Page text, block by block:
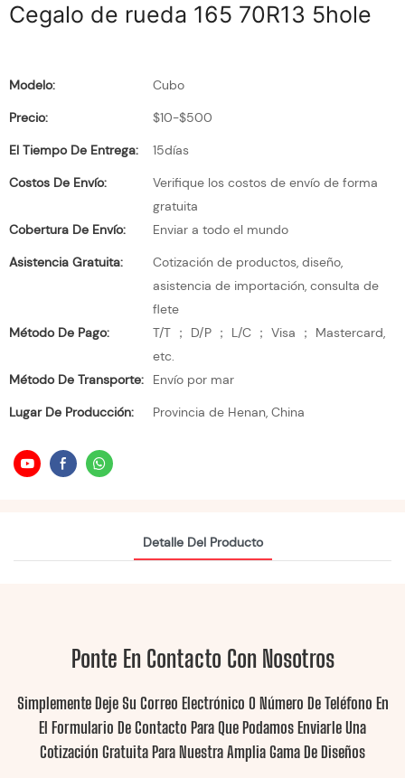
Cegalo de rueda 165 70R13 5hole
Modelo:
Cubo
Precio:
$10-$500
El Tiempo De Entrega:
15días
Costos De Envío:
Verifique los costos de envío de forma
gratuita
Cobertura De Envío:
Enviar a todo el mundo
Asistencia Gratuita:
Cotización de productos, diseño,
asistencia de importación, consulta de
flete
Método De Pago:
T/T ； D/P ； L/C ； Visa ； Mastercard,
etc.
Método De Transporte:
Envío por mar
Lugar De Producción:
Provincia de Henan, China
Detalle Del Producto
Ponte En Contacto Con Nosotros
Simplemente Deje Su Correo Electrónico O Número De Teléfono En
El Formulario De Contacto Para Que Podamos Enviarle Una
Cotización Gratuita Para Nuestra Amplia Gama De Diseños